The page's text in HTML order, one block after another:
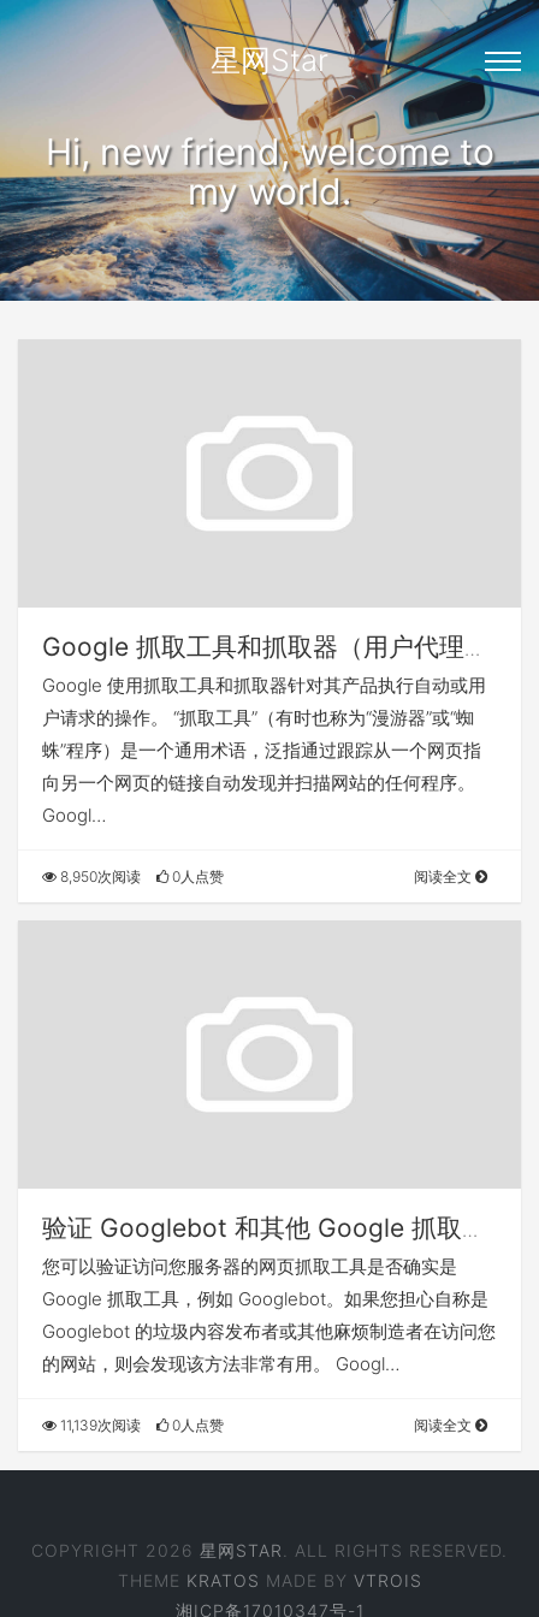
星网Star
Hi, new friend, welcome to
my world.
Google 抓取工具和抓取器（用户代理）
概览
Google 使用抓取工具和抓取器针对其产品执行自动或用
户请求的操作。 “抓取工具”（有时也称为“漫游器”或“蜘
蛛”程序）是一个通用术语，泛指通过跟踪从一个网页指
向另一个网页的链接自动发现并扫描网站的任何程序。
Googl…
8,950次阅读 0人点赞 阅读全文
验证 Googlebot 和其他 Google 抓取工
具
您可以验证访问您服务器的网页抓取工具是否确实是
Google 抓取工具，例如 Googlebot。如果您担心自称是
Googlebot 的垃圾内容发布者或其他麻烦制造者在访问您
的网站，则会发现该方法非常有用。 Googl…
11,139次阅读 0人点赞 阅读全文
COPYRIGHT 2026 星网STAR
. ALL RIGHTS RESERVED.
THEME KRATOS MADE BY VTROIS
湘ICP备17010347号-1